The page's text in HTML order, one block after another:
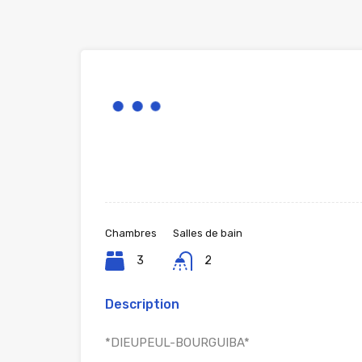
Chambres
3
Salles de bain
2
Description
*DIEUPEUL-BOURGUIBA*